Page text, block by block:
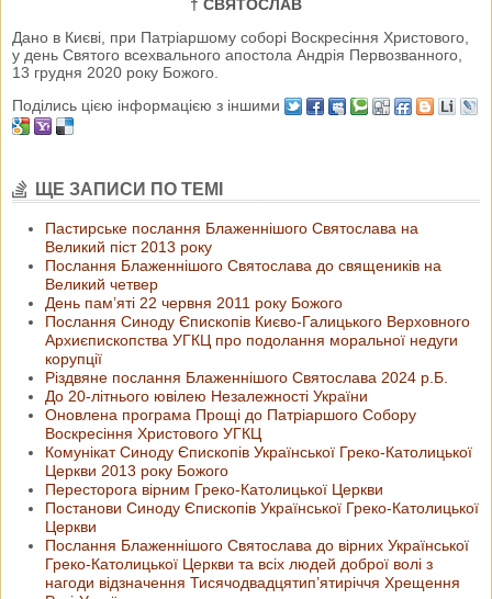
† СВЯТОСЛАВ
Дано в Києві, при Патріаршому соборі Воскресіння Христового,
у день Святого всехвального апостола Андрія Первозванного,
13 грудня 2020 року Божого.
Поділись цією інформацією з іншими
ЩЕ ЗАПИСИ ПО ТЕМІ
Пастирське послання Блаженнішого Святослава на
Великий піст 2013 року
Послання Блаженнішого Cвятослава до священиків на
Великий четвер
День пам’яті 22 червня 2011 року Божого
Послання Синоду Єпископів Києво-Галицького Верховного
Архиєпископства УГКЦ про подолання моральної недуги
корупції
Різдвяне послання Блаженнішого Святослава 2024 р.Б.
До 20-літнього ювілею Незалежності України
Оновлена програма Прощі до Патріаршого Собору
Воскресіння Христового УГКЦ
Комунікат Синоду Єпископів Української Греко-Католицької
Церкви 2013 року Божого
Пересторога вірним Греко-Католицької Церкви
Постанови Синоду Єпископів Української Греко-Католицької
Церкви
Послання Блаженнішого Святослава до вірних Української
Греко-Католицької Церкви та всіх людей доброї волі з
нагоди відзначення Тисячодвадцятип’ятиріччя Хрещення